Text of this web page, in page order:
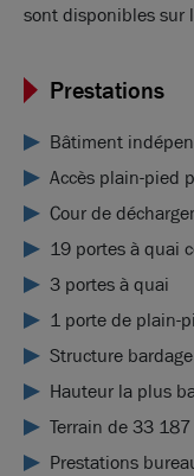
sont disponibles sur
Prestations
Bâtiment
Accès plain-pied
Cour de
19 portes à quai
3 portes à quai
1 porte de plain-
Structure
Hauteur la plus
Terrain de 33 187
Prestations